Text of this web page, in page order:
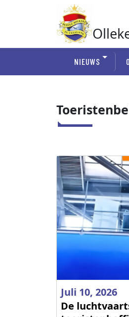
NIEUWS
Juli 10, 2026
De